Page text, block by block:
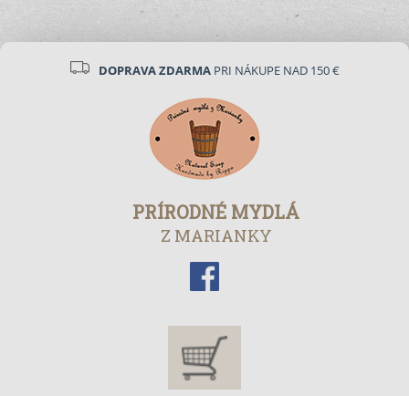
DOPRAVA ZDARMAPRI NÁKUPE NAD 150 €
PRÍRODNÉ MYDLÁ
Z MARIANKY